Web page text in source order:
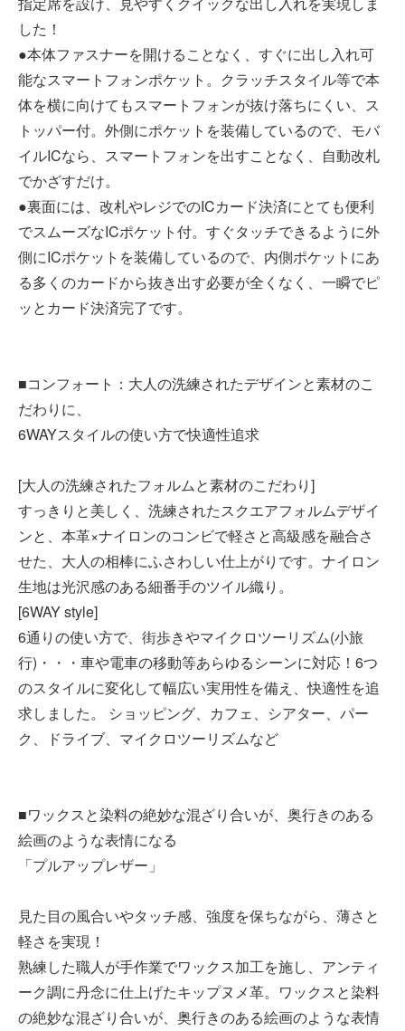
した！
●本体ファスナーを開けることなく、すぐに出し入れ可
能なスマートフォンポケット。クラッチスタイル等で本
体を横に向けてもスマートフォンが抜け落ちにくい、ス
トッパー付。外側にポケットを装備しているので、モバ
イルICなら、スマートフォンを出すことなく、自動改札
でかざすだけ。
●裏面には、改札やレジでのICカード決済にとても便利
でスムーズなICポケット付。すぐタッチできるように外
側にICポケットを装備しているので、内側ポケットにあ
る多くのカードから抜き出す必要が全くなく、一瞬でピ
ッとカード決済完了です。
■コンフォート：大人の洗練されたデザインと素材のこ
だわりに、
6WAYスタイルの使い方で快適性追求
[大人の洗練されたフォルムと素材のこだわり]
すっきりと美しく、洗練されたスクエアフォルムデザイ
ンと、本革×ナイロンのコンビで軽さと高級感を融合さ
せた、大人の相棒にふさわしい仕上がりです。ナイロン
生地は光沢感のある細番手のツイル織り。
[6WAY style]
6通りの使い方で、街歩きやマイクロツーリズム(小旅
行)・・・車や電車の移動等あらゆるシーンに対応！6つ
のスタイルに変化して幅広い実用性を備え、快適性を追
求しました。 ショッピング、カフェ、シアター、パー
ク、ドライブ、マイクロツーリズムなど
■ワックスと染料の絶妙な混ざり合いが、奥行きのある
絵画のような表情になる
「プルアップレザー」
見た目の風合いやタッチ感、強度を保ちながら、薄さと
軽さを実現！
熟練した職人が手作業でワックス加工を施し、アンティ
ーク調に丹念に仕上げたキップヌメ革。ワックスと染料
の絶妙な混ざり合いが、奥行きのある絵画のような表情